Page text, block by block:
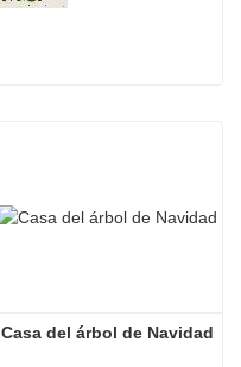
Casa del árbol de Navidad